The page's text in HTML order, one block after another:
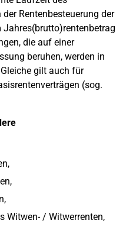
Rentenbesteuerung der
Jahres(brutto)rentenbetrag
die auf einer
beruhen, werden in
gilt auch für
(sog.
Witwen- / Witwerrenten,